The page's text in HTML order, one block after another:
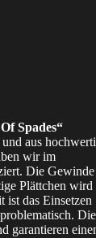
Spades“
aus
wir im
Die Gewinde
Plättchen wird
ist das Einsetzen
Die
garantieren